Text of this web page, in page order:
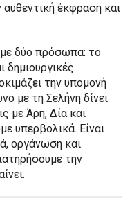
αυθεντική έκφραση και
με δύο πρόσωπα: το
την υπομονή
με τη Σελήνη δίνει
με Άρη, Δία και
υπερβολικά. Είναι
οργάνωση και
την